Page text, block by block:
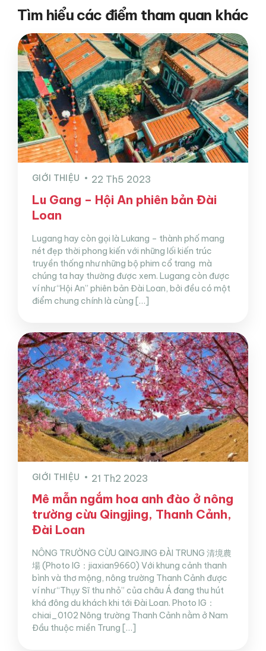
Tìm hiểu các điểm tham quan khác
GIỚI THIỆU 22 Th5 2023
Lu Gang – Hội An phiên bản Đài
Loan
Lugang hay còn gọi là Lukang – thành phố mang
nét đẹp thời phong kiến với những lối kiến trúc
truyền thống như những bộ phim cổ trang mà
chúng ta hay thường được xem. Lugang còn được
ví như “Hội An” phiên bản Đài Loan, bởi đều có một
điểm chung chính là cùng […]
GIỚI THIỆU 21 Th2 2023
Mê mẫn ngắm hoa anh đào ở nông
trường cừu Qingjing, Thanh Cảnh,
Đài Loan
NÔNG TRƯỜNG CỪU QINGJING ĐÀI TRUNG 清境農
場 (Photo IG：jiaxian9660) Với khung cảnh thanh
bình và thơ mộng, nông trường Thanh Cảnh được
ví như “Thụy Sĩ thu nhỏ” của châu Á đang thu hút
khá đông du khách khi tới Đài Loan. Photo IG：
chiai_0102 Nông trường Thanh Cảnh nằm ở Nam
Đầu thuộc miền Trung […]